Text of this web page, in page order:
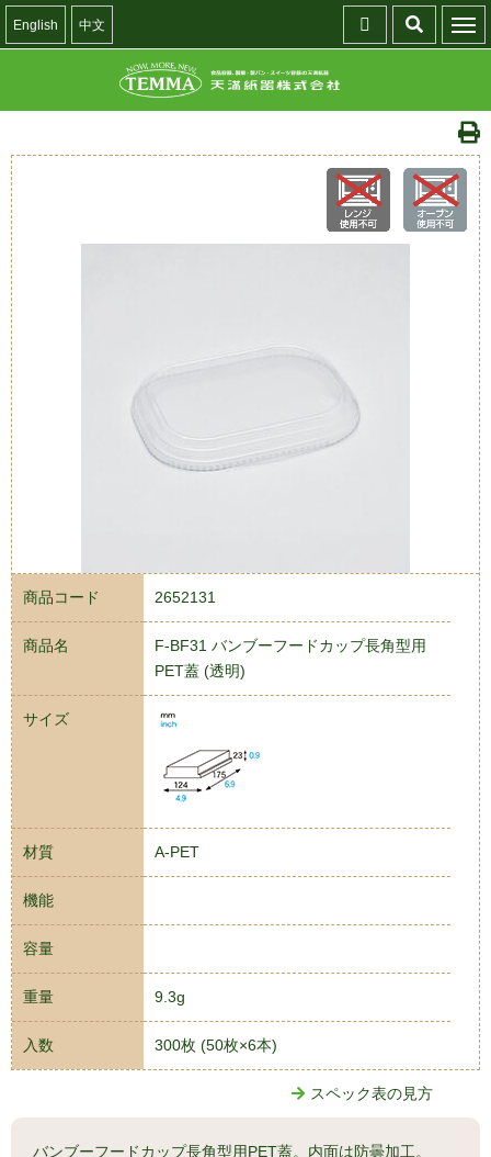
English 中文
商品コード 2652131
商品名
F-BF31 バンブーフードカップ長角型用
PET蓋 (透明)
サイズ
材質 A-PET
機能
容量
重量 9.3g
入数 300枚 (50枚×6本)
スペック表の見方
バンブーフードカップ長角型用PET蓋。内面は防曇加工。